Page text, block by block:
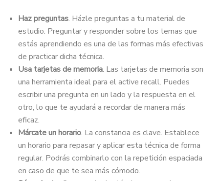
Haz preguntas. Házle preguntas a tu material de
estudio. Preguntar y responder sobre los temas que
estás aprendiendo es una de las formas más efectivas
de practicar dicha técnica.
Usa tarjetas de memoria. Las tarjetas de memoria son
una herramienta ideal para el active recall. Puedes
escribir una pregunta en un lado y la respuesta en el
otro, lo que te ayudará a recordar de manera más
eficaz.
Márcate un horario. La constancia es clave. Establece
un horario para repasar y aplicar esta técnica de forma
regular. Podrás combinarlo con la repetición espaciada
en caso de que te sea más cómodo.